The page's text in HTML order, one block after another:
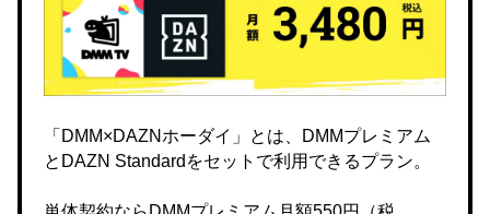
「DMM×DAZNホーダイ」とは、DMMプレミアム
とDAZN Standardをセットで利用できるプラン。